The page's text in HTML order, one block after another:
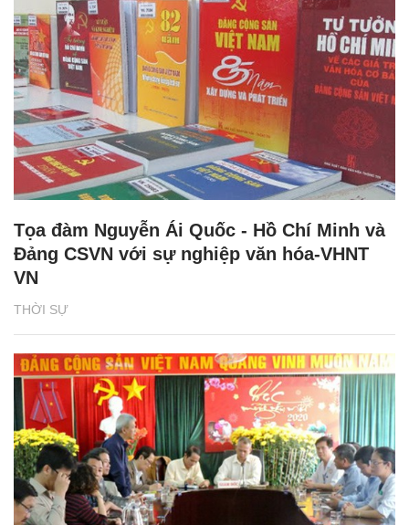
THỜI SỰ
Tọa đàm Nguyễn Ái Quốc - Hồ Chí Minh và
Đảng CSVN với sự nghiệp văn hóa-VHNT
VN